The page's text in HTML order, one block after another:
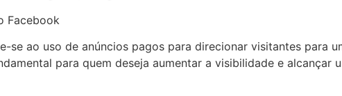
se ao uso de anúncios pagos para direcionar visitantes para
para quem deseja aumentar a visibilidade e